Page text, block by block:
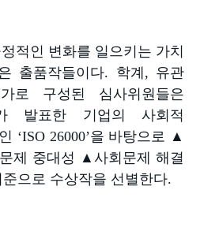
적인 변화를 일으키는 가치
출품작들이다. 학계, 유관
로 구성된 심사위원들은
발표한 기업의 사회적
‘ISO 26000’을 바탕으로
▲
제 중대성 ▲사회문제 해결
준으로 수상작을 선별한다.